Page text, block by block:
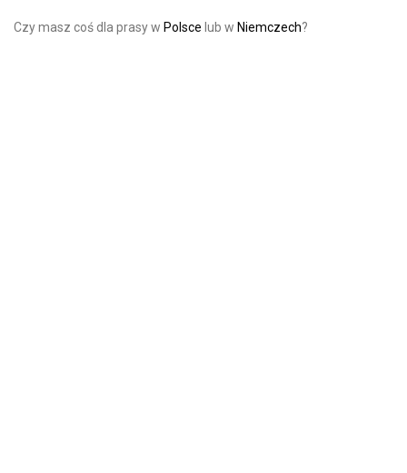
Czy masz coś dla prasy w Polsce lub w Niemczech?